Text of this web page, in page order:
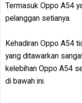
Termasuk Oppo A54
pelanggan setianya.
Kehadiran Oppo A54
yang ditawarkan
kelebihan Oppo A54
di bawah ini.